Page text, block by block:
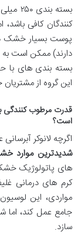
بسته
کنندگان کافی باشد،
پوست بسیار خشک
دارند) ممکن است به
این گروه از
قدرت مرطوب کنندگی
است؟
اگرچه لانوکر
شدیدترین موارد
های پاتولوژیک
کرم های درمانی
مواردی، این
جامع عمل کند، اما
سازد.